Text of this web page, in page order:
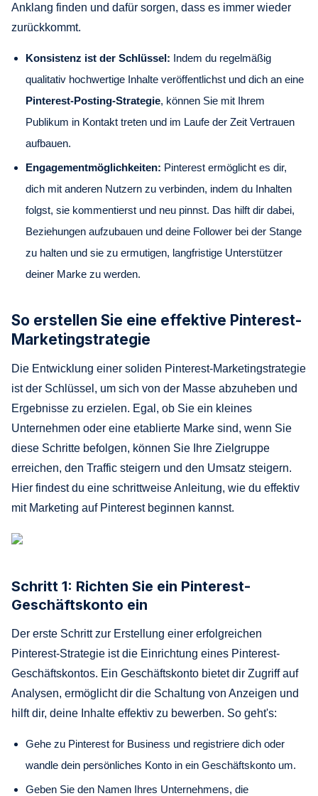
Anklang finden und dafür sorgen, dass es immer wieder
zurückkommt.
Konsistenz ist der Schlüssel: Indem du regelmäßig
qualitativ hochwertige Inhalte veröffentlichst und dich an eine
Pinterest-Posting-Strategie, können Sie mit Ihrem
Publikum in Kontakt treten und im Laufe der Zeit Vertrauen
aufbauen.
Engagementmöglichkeiten: Pinterest ermöglicht es dir,
dich mit anderen Nutzern zu verbinden, indem du Inhalten
folgst, sie kommentierst und neu pinnst. Das hilft dir dabei,
Beziehungen aufzubauen und deine Follower bei der Stange
zu halten und sie zu ermutigen, langfristige Unterstützer
deiner Marke zu werden.
So erstellen Sie eine effektive Pinterest-
Marketingstrategie
Die Entwicklung einer soliden Pinterest-Marketingstrategie
ist der Schlüssel, um sich von der Masse abzuheben und
Ergebnisse zu erzielen. Egal, ob Sie ein kleines
Unternehmen oder eine etablierte Marke sind, wenn Sie
diese Schritte befolgen, können Sie Ihre Zielgruppe
erreichen, den Traffic steigern und den Umsatz steigern.
Hier findest du eine schrittweise Anleitung, wie du effektiv
mit Marketing auf Pinterest beginnen kannst.
Schritt 1: Richten Sie ein Pinterest-
Geschäftskonto ein
Der erste Schritt zur Erstellung einer erfolgreichen
Pinterest-Strategie ist die Einrichtung eines Pinterest-
Geschäftskontos. Ein Geschäftskonto bietet dir Zugriff auf
Analysen, ermöglicht dir die Schaltung von Anzeigen und
hilft dir, deine Inhalte effektiv zu bewerben. So geht's:
Gehe zu Pinterest for Business und registriere dich oder
wandle dein persönliches Konto in ein Geschäftskonto um.
Geben Sie den Namen Ihres Unternehmens, die